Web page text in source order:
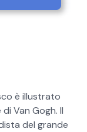
è illustrato
Van Gogh. Il
del grande